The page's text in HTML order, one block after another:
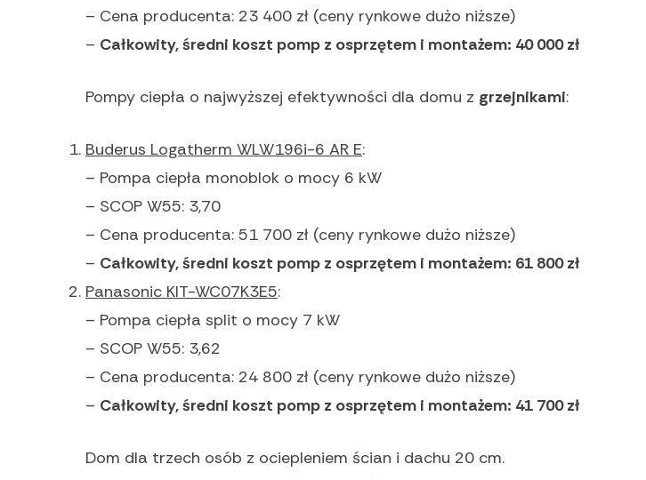
– Cena producenta: 23 400 zł (ceny rynkowe dużo niższe)
– Całkowity, średni koszt pomp z osprzętem i montażem: 40 000 zł
Pompy ciepła o najwyższej efektywności dla domu z grzejnikami:
Buderus Logatherm WLW196i-6 AR E:
– Pompa ciepła monoblok o mocy 6 kW
– SCOP W55: 3,70
– Cena producenta: 51 700 zł (ceny rynkowe dużo niższe)
– Całkowity, średni koszt pomp z osprzętem i montażem: 61 800 zł
Panasonic KIT-WC07K3E5:
– Pompa ciepła split o mocy 7 kW
– SCOP W55: 3,62
– Cena producenta: 24 800 zł (ceny rynkowe dużo niższe)
– Całkowity, średni koszt pomp z osprzętem i montażem: 41 700 zł
Dom dla trzech osób z ociepleniem ścian i dachu 20 cm.